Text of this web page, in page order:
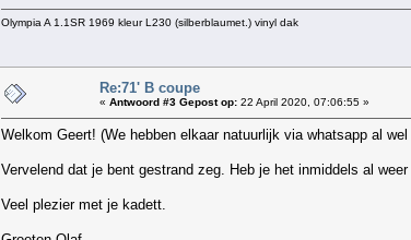
Olympia A 1.1SR 1969 kleur L230 (silberblaumet.) vinyl dak
Re:71' B coupe
« Antwoord #3 Gepost op: 22 April 2020, 07:06:55 »
Welkom Geert! (We hebben elkaar natuurlijk via whatsapp al
Vervelend dat je bent gestrand zeg. Heb je het inmiddels al
Veel plezier met je kadett.